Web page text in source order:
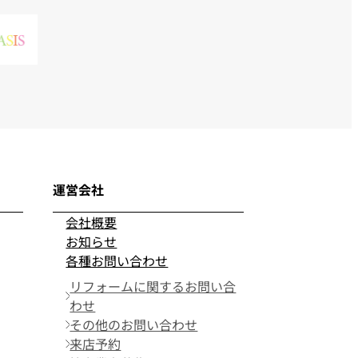
運営会社
会社概要
お知らせ
各種お問い合わせ
リフォームに関するお問い合
わせ
その他のお問い合わせ
来店予約